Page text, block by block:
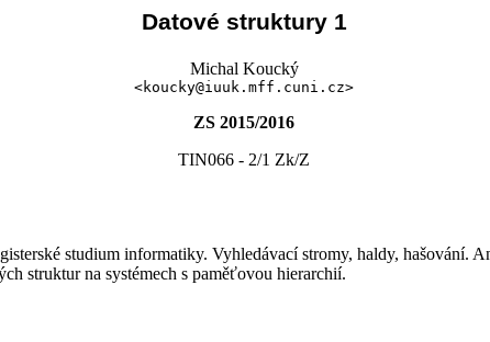
Datové struktury 1
Michal Koucký
<koucky@iuuk.mff.cuni.cz>
ZS 2015/2016
TIN066 - 2/1 Zk/Z
studium informatiky. Vyhledávací stromy, haldy, hašování.
struktur na systémech s paměťovou hierarchií.